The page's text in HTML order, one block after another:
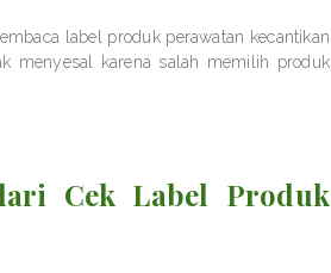
label produk perawatan kecantikan
menyesal karena salah memilih produk
Cek Label Produk